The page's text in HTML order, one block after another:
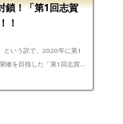
鎖！「第1回志賀
！
いう訳で、2020年に第1
を目指した「第1回志賀高